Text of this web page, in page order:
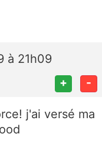
à 21h09
+ -
j'ai versé ma